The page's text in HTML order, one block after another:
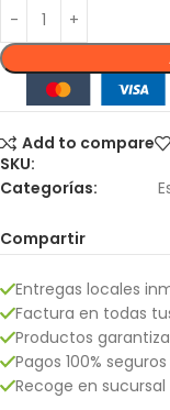
Add to compare
SKU:
Categorías:
Compartir
Entregas locales
Factura en todas
Productos
Pagos 100% seguros
Recoge en sucursal